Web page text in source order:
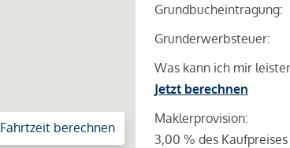
Fahrtzeit berechnen
Grundbucheintragung:
Grunderwerbsteuer:
Was kann ich mir
Jetzt berechnen
Maklerprovision:
3,00 % des Kaufpreises